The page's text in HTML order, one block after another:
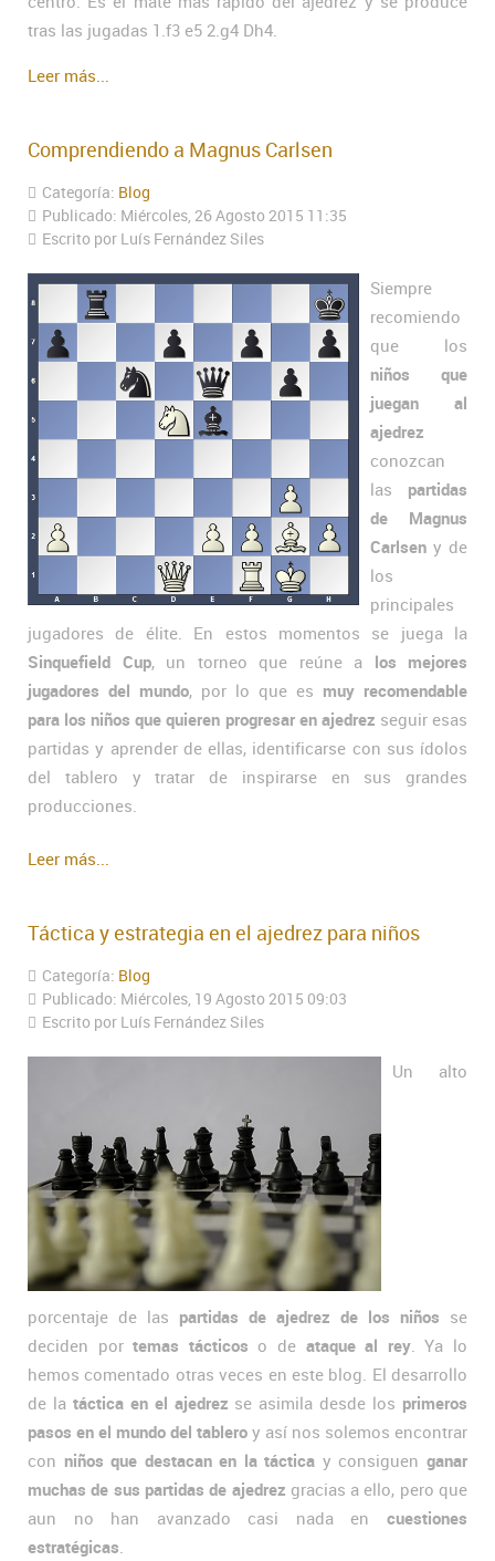
tras las jugadas 1.f3 e5 2.g4 Dh4.
Leer más...
Comprendiendo a Magnus Carlsen
Categoría: Blog
Publicado: Miércoles, 26 Agosto 2015 11:35
Escrito por Luís Fernández Siles
Siempre
recomiendo
que los
niños que
juegan al
ajedrez
conozcan
las partidas
de Magnus
Carlsen y de
los
principales
jugadores de élite. En estos momentos se juega la
Sinquefield Cup, un torneo que reúne a los mejores
jugadores del mundo, por lo que es muy recomendable
para los niños que quieren progresar en ajedrez seguir esas
partidas y aprender de ellas, identificarse con sus ídolos
del tablero y tratar de inspirarse en sus grandes
producciones.
Leer más...
Táctica y estrategia en el ajedrez para niños
Categoría: Blog
Publicado: Miércoles, 19 Agosto 2015 09:03
Escrito por Luís Fernández Siles
Un alto
porcentaje de las partidas de ajedrez de los niños se
deciden portemas tácticos o de ataque al rey. Ya lo
hemos comentado otras veces en este blog. El desarrollo
de la táctica en el ajedrez se asimila desde los primeros
pasos en el mundo del tablero y así nos solemos encontrar
con niños que destacan en la táctica y consiguenganar
muchas de sus partidas de ajedrez gracias a ello, pero que
aun no han avanzado casi nada en cuestiones
estratégicas